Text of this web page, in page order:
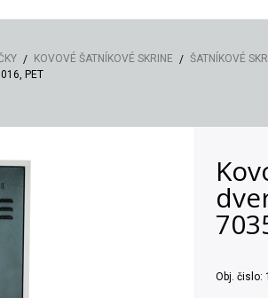
KOVOVÉ ŠATNÍKOVÉ SKRINE
ŠATNÍKOVÉ
PET
Obj. čislo: